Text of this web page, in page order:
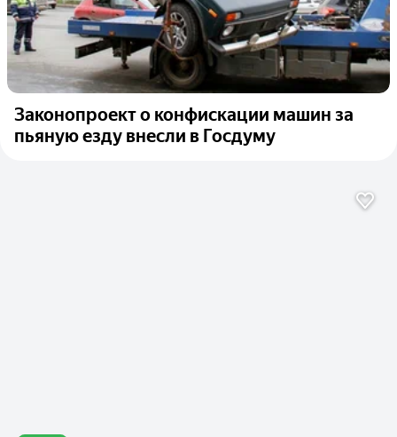
Законопроект о конфискации машин за
пьяную езду внесли в Госдуму